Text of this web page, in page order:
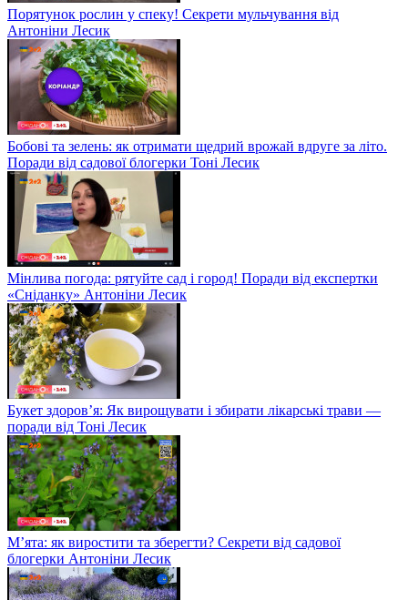
Порятунок рослин у спеку! Секрети мульчування від
Антоніни Лесик
Бобові та зелень: як отримати щедрий врожай вдруге за літо.
Поради від садової блогерки Тоні Лесик
Мінлива погода: рятуйте сад і город! Поради від експертки
«Сніданку» Антоніни Лесик
Букет здоров’я: Як вирощувати і збирати лікарські трави —
поради від Тоні Лесик
М’ята: як виростити та зберегти? Секрети від садової
блогерки Антоніни Лесик